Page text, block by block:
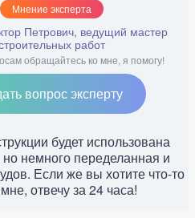
Мнение эксперта
Петрович, ведущий мастер
работ
обращайтесь ко мне, я помогу!
вопрос эксперту
будет использована
немного переделанная и
Если же вы хотите что-то
отвечу за 24 часа!